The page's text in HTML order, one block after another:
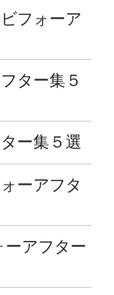
フォーア
ター集５
ー集５選
ーアフタ
ーアフター